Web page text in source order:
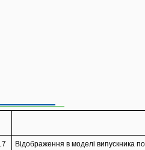
Відображення в моделі випускника